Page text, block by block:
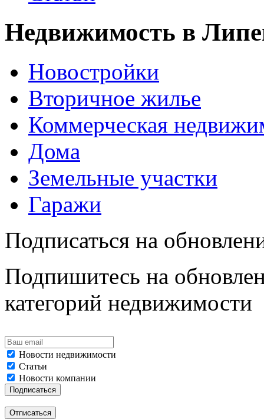
Недвижимость в
Новостройки
Вторичное жилье
Коммерческая
Дома
Земельные участки
Гаражи
Подписаться на
Подпишитесь на
категорий недвижимости
Новости недвижимости
Статьи
Новости компании